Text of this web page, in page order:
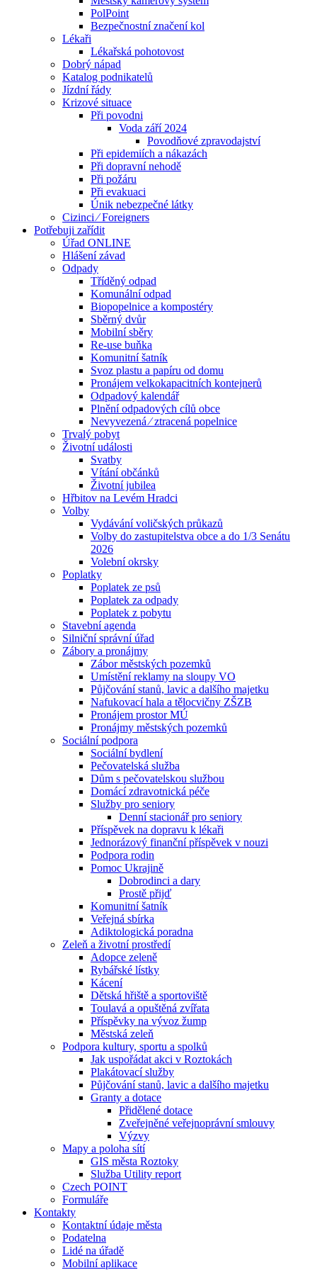
PolPoint
Bezpečnostní značení kol
Lékaři
Lékařská pohotovost
Dobrý nápad
Katalog podnikatelů
Jízdní řády
Krizové situace
Při povodni
Voda září 2024
Povodňové zpravodajství
Při epidemiích a nákazách
Při dopravní nehodě
Při požáru
Při evakuaci
Únik nebezpečné látky
Cizinci ⁄ Foreigners
Potřebuji zařídit
Úřad ONLINE
Hlášení závad
Odpady
Tříděný odpad
Komunální odpad
Biopopelnice a kompostéry
Sběrný dvůr
Mobilní sběry
Re-use buňka
Komunitní šatník
Svoz plastu a papíru od domu
Pronájem velkokapacitních kontejnerů
Odpadový kalendář
Plnění odpadových cílů obce
Nevyvezená ⁄ ztracená popelnice
Trvalý pobyt
Životní události
Svatby
Vítání občánků
Životní jubilea
Hřbitov na Levém Hradci
Volby
Vydávání voličských průkazů
Volby do zastupitelstva obce a do 1/3 Senátu
2026
Volební okrsky
Poplatky
Poplatek ze psů
Poplatek za odpady
Poplatek z pobytu
Stavební agenda
Silniční správní úřad
Zábory a pronájmy
Zábor městských pozemků
Umístění reklamy na sloupy VO
Půjčování stanů, lavic a dalšího majetku
Nafukovací hala a tělocvičny ZŠZB
Pronájem prostor MÚ
Pronájmy městských pozemků
Sociální podpora
Sociální bydlení
Pečovatelská služba
Dům s pečovatelskou službou
Domácí zdravotnická péče
Služby pro seniory
Denní stacionář pro seniory
Příspěvek na dopravu k lékaři
Jednorázový finanční příspěvek v nouzi
Podpora rodin
Pomoc Ukrajině
Dobrodinci a dary
Prostě přijď
Komunitní šatník
Veřejná sbírka
Adiktologická poradna
Zeleň a životní prostředí
Adopce zeleně
Rybářské lístky
Kácení
Dětská hřiště a sportoviště
Toulavá a opuštěná zvířata
Příspěvky na vývoz žump
Městská zeleň
Podpora kultury, sportu a spolků
Jak uspořádat akci v Roztokách
Plakátovací služby
Půjčování stanů, lavic a dalšího majetku
Granty a dotace
Přidělené dotace
Zveřejněné veřejnoprávní smlouvy
Výzvy
Mapy a poloha sítí
GIS města Roztoky
Služba Utility report
Czech POINT
Formuláře
Kontakty
Kontaktní údaje města
Podatelna
Lidé na úřadě
Mobilní aplikace